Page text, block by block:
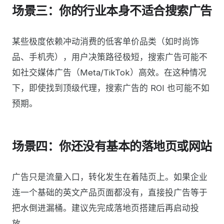
场景三：你的行业本身不适合搜索广告
某些极度依赖冲动消费的低客单价品类（如时尚饰
品、手机壳），用户决策路径极短，搜索广告可能不
如社交媒体广告（Meta/TikTok）高效。在这种情况
下，即使找到顶级代理，搜索广告的 ROI 也可能不如
预期。
场景四：你还没有基本的落地页或网站
广告只是流量入口，转化发生在着陆页上。如果企业
连一个基础的英文产品页面都没有，直接投广告等于
把水倒进漏桶。建议先完成落地页搭建后再启动投